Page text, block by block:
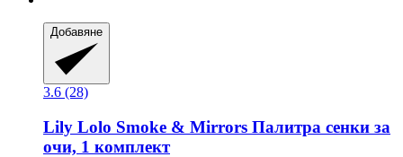
Добавяне
3.6 (28)
Lily Lolo Smoke & Mirrors Палитра сенки за
очи, 1 комплект